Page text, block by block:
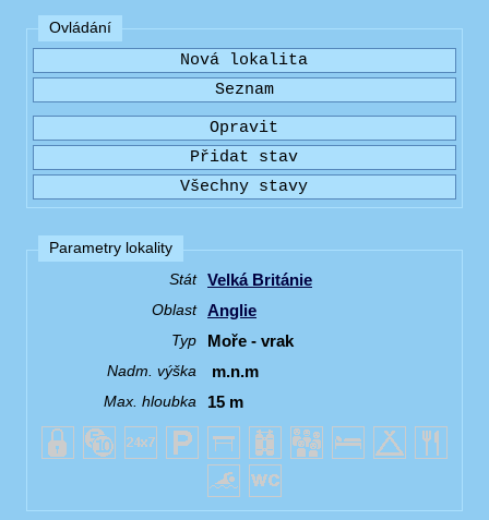
Ovládání
Parametry lokality
Stát
Velká Británie
Oblast Anglie
Typ Moře - vrak
Nadm. výška m.n.m
Max. hloubka 15 m